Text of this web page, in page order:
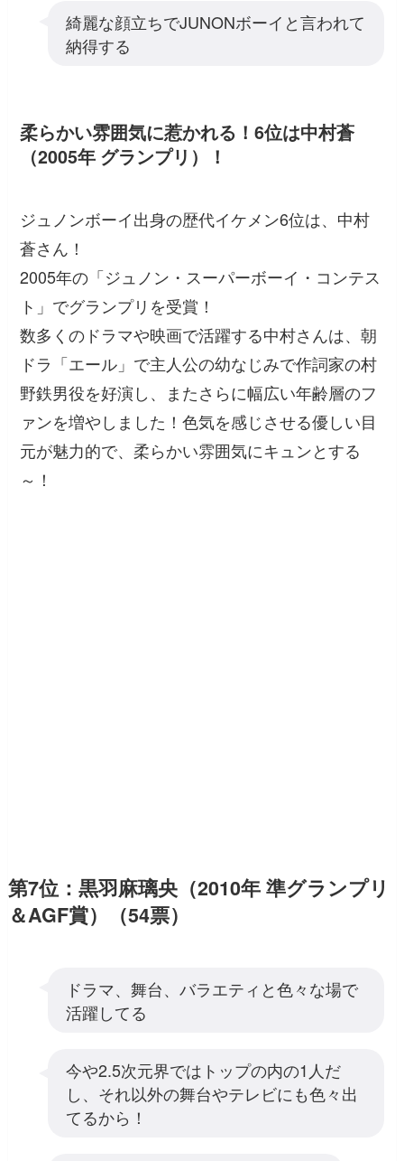
綺麗な顔立ちでJUNONボーイと言われて
納得する
柔らかい雰囲気に惹かれる！6位は中村蒼
（2005年 グランプリ）！
ジュノンボーイ出身の歴代イケメン6位は、中村
蒼さん！
2005年の「ジュノン・スーパーボーイ・コンテス
ト」でグランプリを受賞！
数多くのドラマや映画で活躍する中村さんは、朝
ドラ「エール」で主人公の幼なじみで作詞家の村
野鉄男役を好演し、またさらに幅広い年齢層のフ
ァンを増やしました！色気を感じさせる優しい目
元が魅力的で、柔らかい雰囲気にキュンとする
～！
第7位：黒羽麻璃央（2010年 準グランプリ
＆AGF賞）（54票）
ドラマ、舞台、バラエティと色々な場で
活躍してる
今や2.5次元界ではトップの内の1人だ
し、それ以外の舞台やテレビにも色々出
てるから！